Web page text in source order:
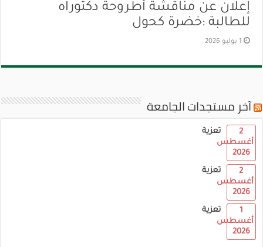
إعلان عن مناقشة أطروحة دكتوراه
للطالبة :خضرة كحول
1 يوليو 2026
آخر مستجدات الجامعة
تعزية
2
أغسطس
2026
تعزية
2
أغسطس
2026
تعزية
1
أغسطس
2026